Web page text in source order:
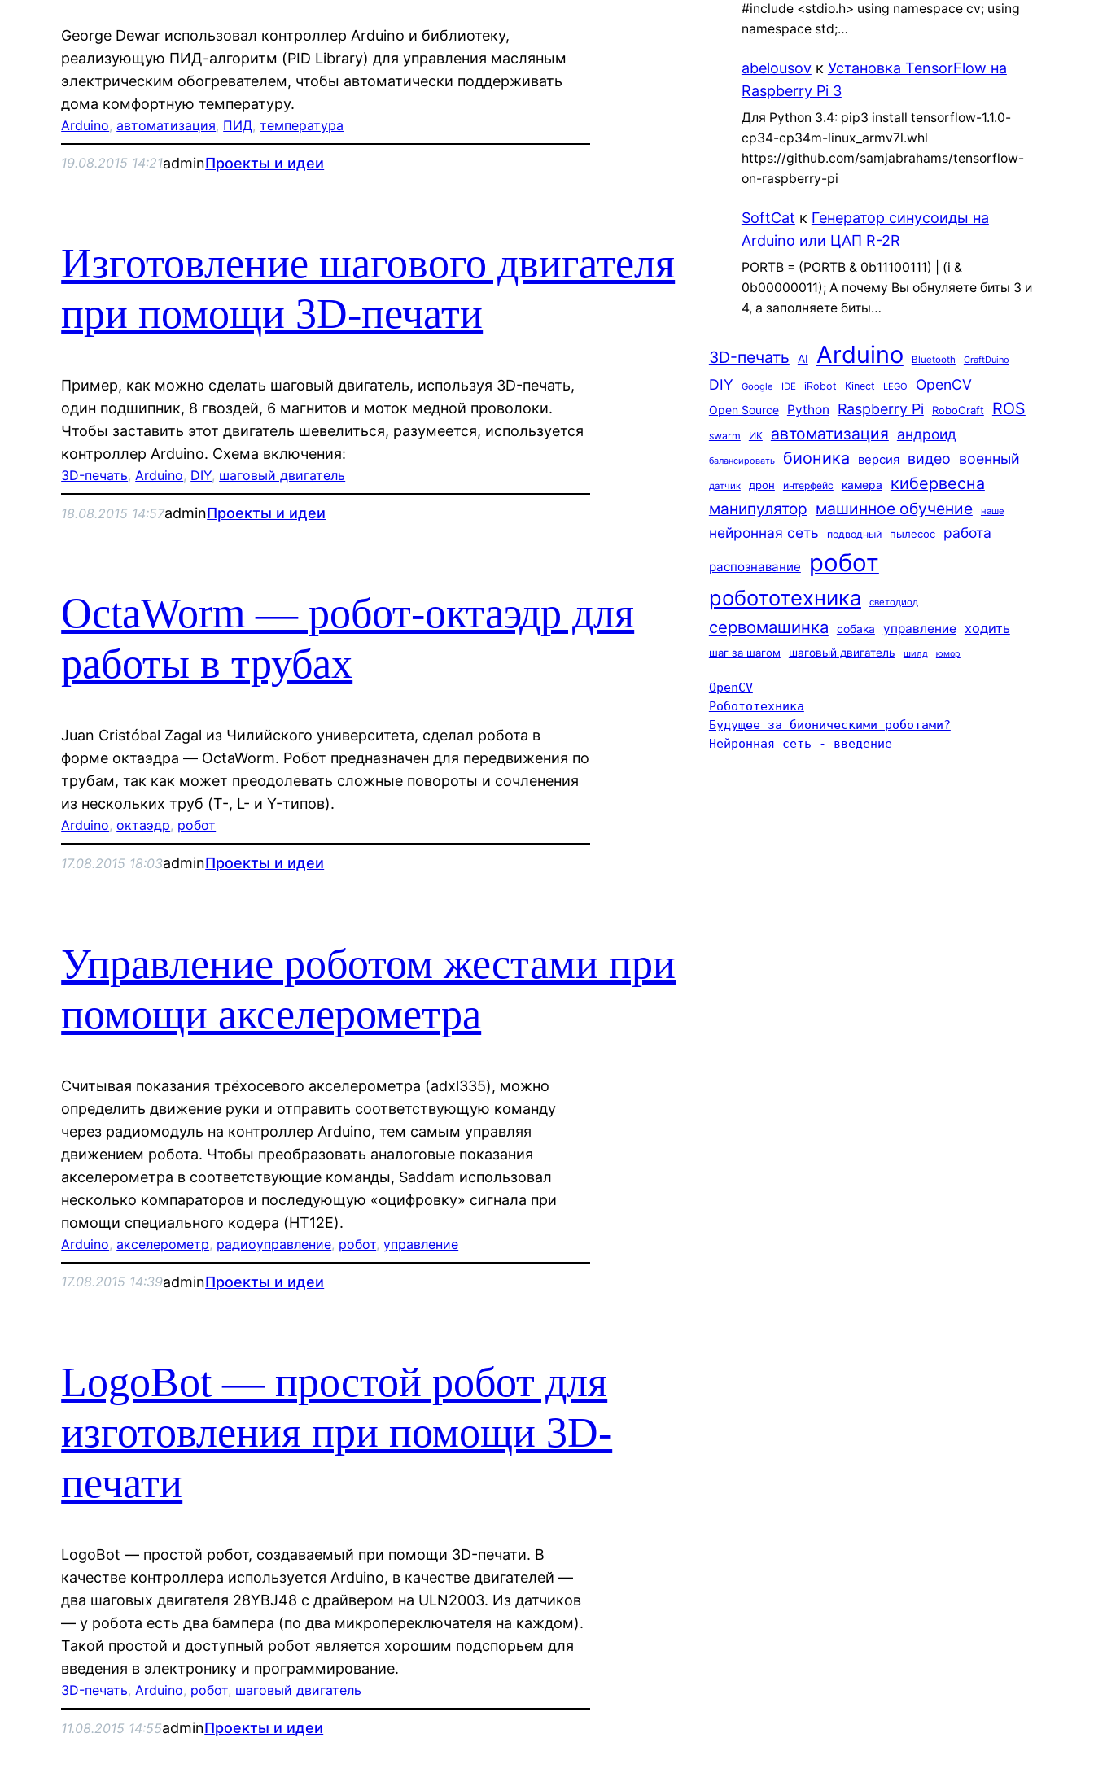
George Dewar использовал контроллер Arduino и библиотеку,
реализующую ПИД-алгоритм (PID Library) для управления масляным
электрическим обогревателем, чтобы автоматически поддерживать
дома комфортную температуру.
Arduino, автоматизация, ПИД, температура
19.08.2015 14:21adminПроекты и идеи
Изготовление шагового двигателя
при помощи 3D-печати
Пример, как можно сделать шаговый двигатель, используя 3D-печать,
один подшипник, 8 гвоздей, 6 магнитов и моток медной проволоки.
Чтобы заставить этот двигатель шевелиться, разумеется, используется
контроллер Arduino. Схема включения:
3D-печать, Arduino, DIY, шаговый двигатель
18.08.2015 14:57adminПроекты и идеи
OctaWorm — робот-октаэдр для
работы в трубах
Juan Cristóbal Zagal из Чилийского университета, сделал робота в
форме октаэдра — OctaWorm. Робот предназначен для передвижения по
трубам, так как может преодолевать сложные повороты и сочленения
из нескольких труб (T-, L- и Y-типов).
Arduino, октаэдр, робот
17.08.2015 18:03adminПроекты и идеи
Управление роботом жестами при
помощи акселерометра
Считывая показания трёхосевого акселерометра (adxl335), можно
определить движение руки и отправить соответствующую команду
через радиомодуль на контроллер Arduino, тем самым управляя
движением робота. Чтобы преобразовать аналоговые показания
акселерометра в соответствующие команды, Saddam использовал
несколько компараторов и последующую «оцифровку» сигнала при
помощи специального кодера (HT12E).
Arduino, акселерометр, радиоуправление, робот, управление
17.08.2015 14:39adminПроекты и идеи
LogoBot — простой робот для
изготовления при помощи 3D-
печати
LogoBot — простой робот, создаваемый при помощи 3D-печати. В
качестве контроллера используется Arduino, в качестве двигателей —
два шаговых двигателя 28YBJ48 с драйвером на ULN2003. Из датчиков
— у робота есть два бампера (по два микропереключателя на каждом).
Такой простой и доступный робот является хорошим подспорьем для
введения в электронику и программирование.
3D-печать, Arduino, робот, шаговый двигатель
11.08.2015 14:55adminПроекты и идеи
#include <stdio.h> using namespace cv; using
namespace std;…
abelousovк Установка TensorFlow на
Raspberry Pi 3
Для Python 3.4: pip3 install tensorflow-1.1.0-
cp34-cp34m-linux_armv7l.whl
https://github.com/samjabrahams/tensorflow-
on-raspberry-pi
SoftCat к Генератор синусоиды на
Arduino или ЦАП R-2R
PORTB = (PORTB & 0b11100111) | (i &
0b00000011); А почему Вы обнуляете биты 3 и
4, а заполняете биты…
3D-печать AI Arduino Bluetooth CraftDuino
DIY Google IDE iRobot Kinect LEGO OpenCV
Open Source Python Raspberry Pi RoboCraft ROS
swarm ИК автоматизация андроид
балансировать бионика версия видео военный
датчик дрон интерфейс камера кибервесна
манипулятор машинное обучение наше
нейронная сеть подводный пылесос работа
распознавание робот
робототехника светодиод
сервомашинка собака управление ходить
шаг за шагом шаговый двигатель шилд юмор
OpenCV
Робототехника
Будущее за бионическими роботами?
Нейронная сеть - введение